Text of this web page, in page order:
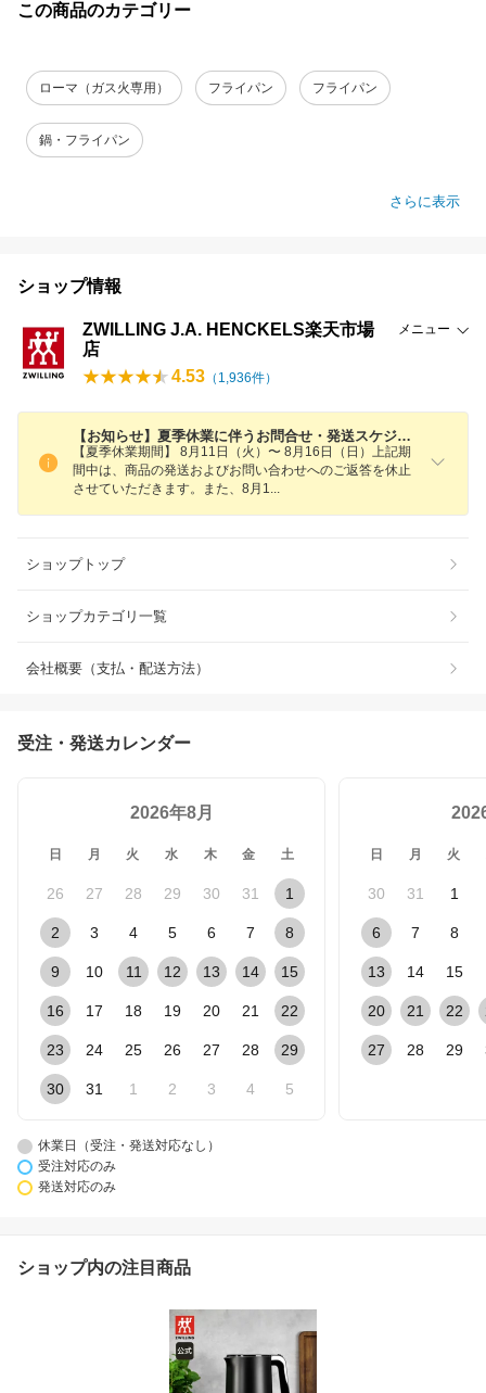
この商品のカテゴリー
ローマ（ガス火専用） フライパン フライパン
鍋・フライパン
さらに表示
ショップ情報
ZWILLING J.A. HENCKELS楽天市場
店
メニュー
4.53 （ 1,936件）
【お知らせ】夏季休業に伴うお問合せ・発送スケジュールのお知らせ
【夏季休業期間】 8月11日（火）〜 8月16日（日）上記期
間中は、商品の発送およびお問い合わせへのご返答を休止
させていただきます。また、8月 1
ショップトップ
ショップカテゴリ一覧
会社概要（支払・配送方法）
受注・発送カレンダー
2026年8月
日 月 火 水 木 金 土
26 27 28 29 30 31 1
2 3 4 5 6 7 8
9 10 11 12 13 14 15
16 17 18 19 20 21 22
23 24 25 26 27 28 29
30 31 1 2 3 4 5
日 月 火
30 31 1
6 7 8
13 14 15
20 21 22
27 28 29
休業日（受注・発送対応なし）
受注対応のみ
発送対応のみ
ショップ内の注目商品